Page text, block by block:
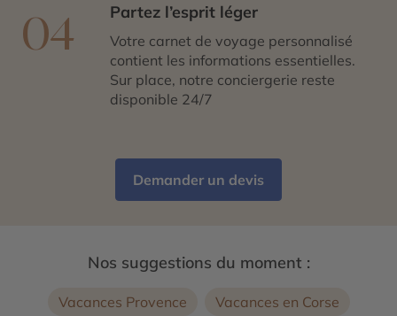
04 Partez l’esprit léger
Votre carnet de voyage personnalisé
contient les informations essentielles.
Sur place, notre conciergerie reste
disponible 24/7
Demander un devis
Nos suggestions du moment :
Vacances Provence
Vacances en Corse